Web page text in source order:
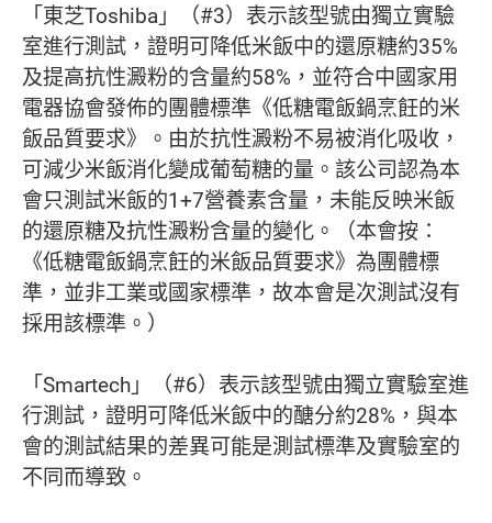
「東芝Toshiba」（#3）表示該型號由獨立實驗
室進行測試，證明可降低米飯中的還原糖約35%
及提高抗性澱粉的含量約58%，並符合中國家用
電器協會發佈的團體標準《低糖電飯鍋烹飪的米
飯品質要求》。由於抗性澱粉不易被消化吸收，
可減少米飯消化變成葡萄糖的量。該公司認為本
會只測試米飯的1+7營養素含量，未能反映米飯
的還原糖及抗性澱粉含量的變化。（本會按：
《低糖電飯鍋烹飪的米飯品質要求》為團體標
準，並非工業或國家標準，故本會是次測試沒有
採用該標準。）
「Smartech」（#6）表示該型號由獨立實驗室進
行測試，證明可降低米飯中的醣分約28%，與本
會的測試結果的差異可能是測試標準及實驗室的
不同而導致。